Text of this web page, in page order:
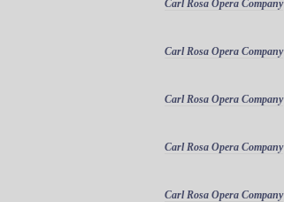
Carl Rosa Opera Company
Carl Rosa Opera Company
Carl Rosa Opera Company
Carl Rosa Opera Company
Carl Rosa Opera Company